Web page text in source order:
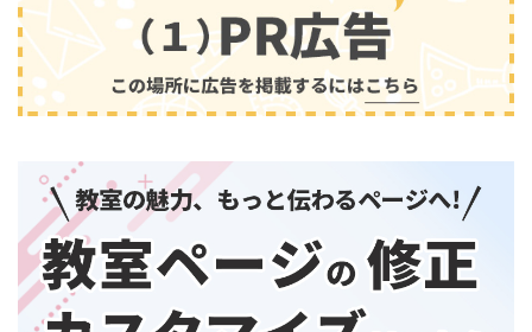
兵庫県
奈良県
和歌山県
中国・四国
岡山県
広島県
山口県
徳島県
香川県
音楽 (2413)